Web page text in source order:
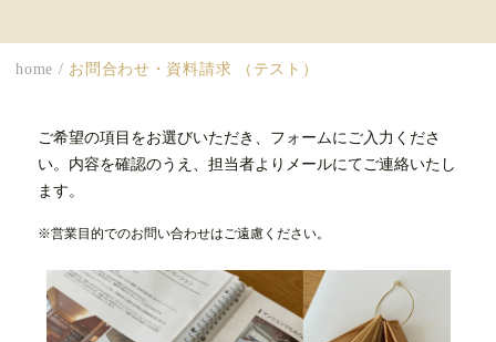
home / お問合わせ・資料請求 （テスト）
ご希望の項目をお選びいただき、フォームにご入力くださ
い。内容を確認のうえ、担当者よりメールにてご連絡いたし
ます。
※営業目的でのお問い合わせはご遠慮ください。